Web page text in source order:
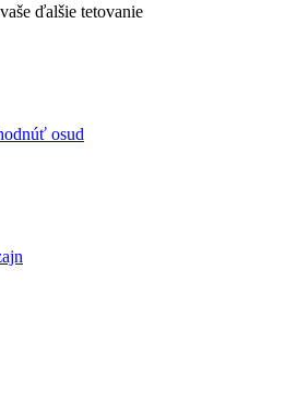
ďalšie tetovanie
osud